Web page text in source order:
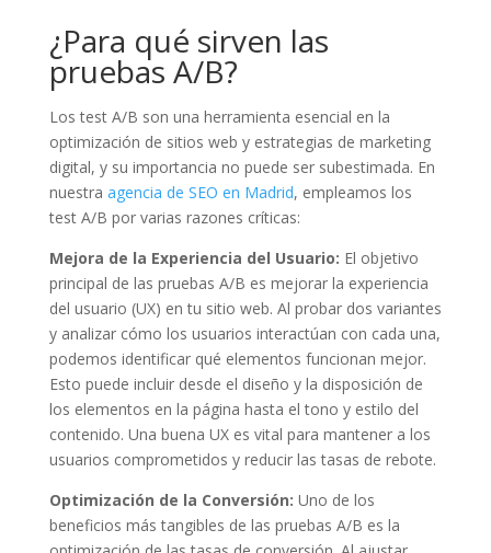
¿Para qué sirven las
pruebas A/B?
Los test A/B son una herramienta esencial en la
optimización de sitios web y estrategias de marketing
digital, y su importancia no puede ser subestimada. En
nuestra agencia de SEO en Madrid, empleamos los
test A/B por varias razones críticas:
Mejora de la Experiencia del Usuario: El objetivo
principal de las pruebas A/B es mejorar la experiencia
del usuario (UX) en tu sitio web. Al probar dos variantes
y analizar cómo los usuarios interactúan con cada una,
podemos identificar qué elementos funcionan mejor.
Esto puede incluir desde el diseño y la disposición de
los elementos en la página hasta el tono y estilo del
contenido. Una buena UX es vital para mantener a los
usuarios comprometidos y reducir las tasas de rebote.
Optimización de la Conversión: Uno de los
beneficios más tangibles de las pruebas A/B es la